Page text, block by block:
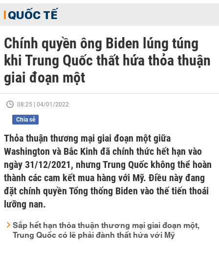
QUỐC TẾ
Chính quyền ông Biden lúng túng
khi Trung Quốc thất hứa thỏa thuận
giai đoạn một
08:25 | 04/01/2022
Chia sẻ
Thỏa thuận thương mại giai đoạn một giữa
Washington và Bắc Kinh đã chính thức hết hạn vào
ngày 31/12/2021, nhưng Trung Quốc không thể hoàn
thành các cam kết mua hàng với Mỹ. Điều này đang
đặt chính quyền Tổng thống Biden vào thế tiến thoái
lưỡng nan.
Sắp hết hạn thỏa thuận thương mại giai đoạn một,
Trung Quốc có lẽ phải đành thất hứa với Mỹ